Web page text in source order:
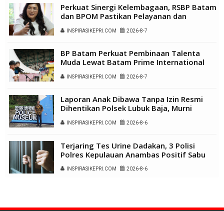
Perkuat Sinergi Kelembagaan, RSBP Batam
dan BPOM Pastikan Pelayanan dan
INSPIRASIKEPRI.COM 2026-8-7
BP Batam Perkuat Pembinaan Talenta
Muda Lewat Batam Prime International
INSPIRASIKEPRI.COM 2026-8-7
Laporan Anak Dibawa Tanpa Izin Resmi
Dihentikan Polsek Lubuk Baja, Murni
INSPIRASIKEPRI.COM 2026-8-6
Terjaring Tes Urine Dadakan, 3 Polisi
Polres Kepulauan Anambas Positif Sabu
INSPIRASIKEPRI.COM 2026-8-6